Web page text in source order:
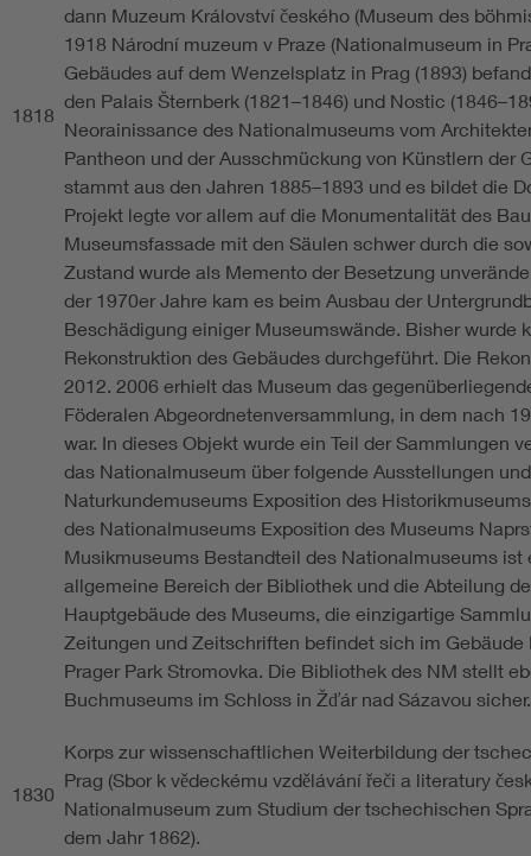
1818
dann Muzeum Království českého (Museum des
1918 Národní muzeum v Praze (Nationalmuseum in
Gebäudes auf dem Wenzelsplatz in Prag (1893)
den Palais Šternberk (1821–1846) und Nostic
Neorainissance des Nationalmuseums vom
Pantheon und der Ausschmückung von Künstlern der
stammt aus den Jahren 1885–1893 und es bildet die
Projekt legte vor allem auf die Monumentalität des
Museumsfassade mit den Säulen schwer durch die
Zustand wurde als Memento der Besetzung
der 1970er Jahre kam es beim Ausbau der
Beschädigung einiger Museumswände. Bisher wurde
Rekonstruktion des Gebäudes durchgeführt. Die
2012. 2006 erhielt das Museum das
Föderalen Abgeordnetenversammlung, in dem nach
war. In dieses Objekt wurde ein Teil der Sammlungen
das Nationalmuseum über folgende Ausstellungen
Naturkundemuseums Exposition des
des Nationalmuseums Exposition des Museums
Musikmuseums Bestandteil des Nationalmuseums ist
allgemeine Bereich der Bibliothek und die Abteilung
Hauptgebäude des Museums, die einzigartige
Zeitungen und Zeitschriften befindet sich im
Prager Park Stromovka. Die Bibliothek des NM stellt
Buchmuseums im Schloss in Žďár nad Sázavou sicher.
1830
Korps zur wissenschaftlichen Weiterbildung der
Prag (Sbor k vědeckému vzdělávání řeči a literatury
Nationalmuseum zum Studium der tschechischen
dem Jahr 1862).